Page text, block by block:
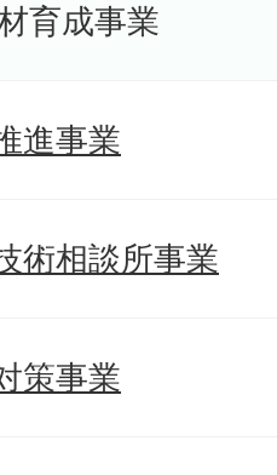
育成事業
進事業
術相談所事業
策事業